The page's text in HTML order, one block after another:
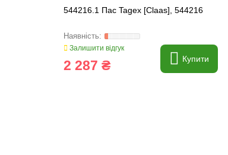
544216.1 Пас Tagex [Claas], 544216
Залишити відгук
2 287 ₴ Купити